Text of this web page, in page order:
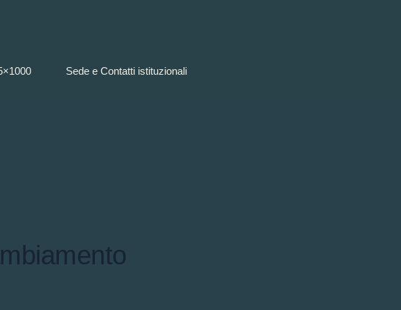
Sede e Contatti istituzionali